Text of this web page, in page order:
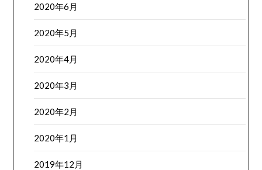
2020年6月
2020年5月
2020年4月
2020年3月
2020年2月
2020年1月
2019年12月